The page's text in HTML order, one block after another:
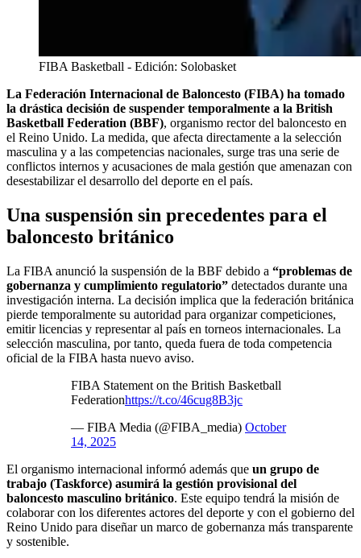
FIBA Basketball - Edición: Solobasket
La Federación Internacional de Baloncesto (FIBA) ha tomado
la drástica decisión de suspender temporalmente a la British
Basketball Federation (BBF), organismo rector del baloncesto en
el Reino Unido. La medida, que afecta directamente a la selección
masculina y a las competencias nacionales, surge tras una serie de
conflictos internos y acusaciones de mala gestión que amenazan con
desestabilizar el desarrollo del deporte en el país.
Una suspensión sin precedentes para el
baloncesto británico
La FIBA anunció la suspensión de la BBF debido a “problemas de
gobernanza y cumplimiento regulatorio” detectados durante una
investigación interna. La decisión implica que la federación británica
pierde temporalmente su autoridad para organizar competiciones,
emitir licencias y representar al país en torneos internacionales. La
selección masculina, por tanto, queda fuera de toda competencia
oficial de la FIBA hasta nuevo aviso.
FIBA Statement on the British Basketball
Federationhttps://t.co/46cug8B3jc
— FIBA Media (@FIBA_media) October
14, 2025
El organismo internacional informó además que un grupo de
trabajo (Taskforce) asumirá la gestión provisional del
baloncesto masculino británico. Este equipo tendrá la misión de
colaborar con los diferentes actores del deporte y con el gobierno del
Reino Unido para diseñar un marco de gobernanza más transparente
y sostenible.